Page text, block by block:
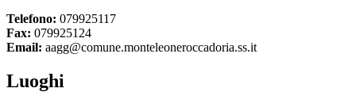
Telefono: 079925117
Fax: 079925124
Email: aagg@comune.monteleoneroccadoria.ss.it
Luoghi